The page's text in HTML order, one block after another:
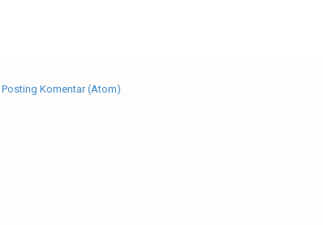
Posting Komentar (Atom)